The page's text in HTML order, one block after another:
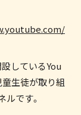
しているYou
生徒が取り組
です。